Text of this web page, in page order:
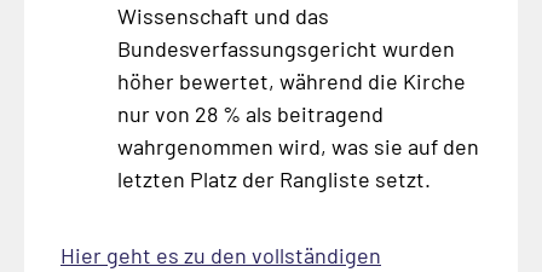
Wissenschaft und das
Bundesverfassungsgericht wurden
höher bewertet, während die Kirche
nur von 28 % als beitragend
wahrgenommen wird, was sie auf den
letzten Platz der Rangliste setzt.
Hier geht es zu den vollständigen